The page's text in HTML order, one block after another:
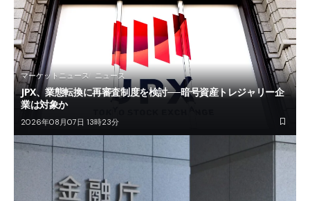
マーケットニュース ニュース
JPX、業態転換に再審査制度を検討──暗号資産トレジャリー企
業は対象か
2026年08月07日 13時23分